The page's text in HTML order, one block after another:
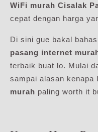
WiFi murah Cisalak
cepat dengan harga
Di sini gue bakal
pasang internet
terbaik buat lo. Mulai
sampai alasan kenapa
murah paling worth it